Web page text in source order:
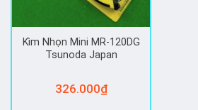
Kìm Nhọn Mini MR-120DG
Tsunoda Japan
326.000₫